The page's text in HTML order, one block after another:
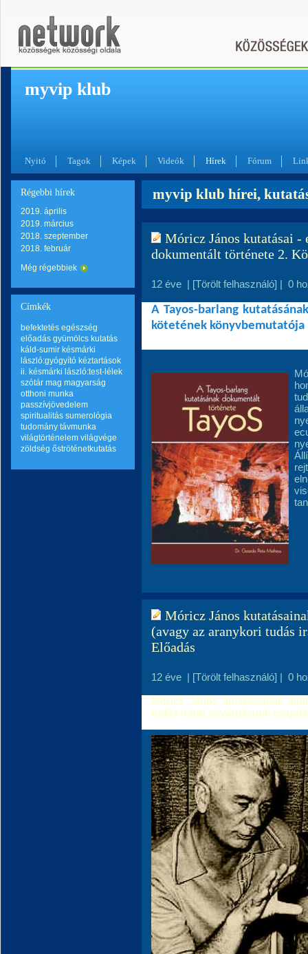
myvip klub
Nyitó Tagok Képek Videók Hírek Fórum
Régebbi hírek
2019. április
2019. március
2018. szeptember
2018. február
Még régebbiek
Címkék
befektetés egészség
előadás gyümölcs kutatás
káld-sumir késmárki
lászló:gyógyító kéztartások
ii. késmárki lászló:test-lélek
szótár mag magyarság
otthoni munka
passzívjövedelem
spiritualitás sumerológia
tudomány távmunka
világtörténelem világvége
zöldség őströténetkutatás
myvip klub hírei,
Móricz János kutatásai -
dokumentált története 2.
12 éve | [Törölt felhasználó] | 0
A Tayos-barlang
kötetének könyvbemutatója
Móricz János
(avagy az aranykori tudás
Előadás
12 éve | [Törölt felhasználó] | 0
Móricz János kutatásainak
tudás iránti sóvárgásunk